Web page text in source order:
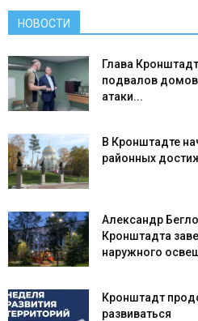
НОВОСТИ
Глава
подвалов домов
атаки...
В Кронштадте
районных
Александр
Кронштадта
наружного
Кронштадт
развиваться